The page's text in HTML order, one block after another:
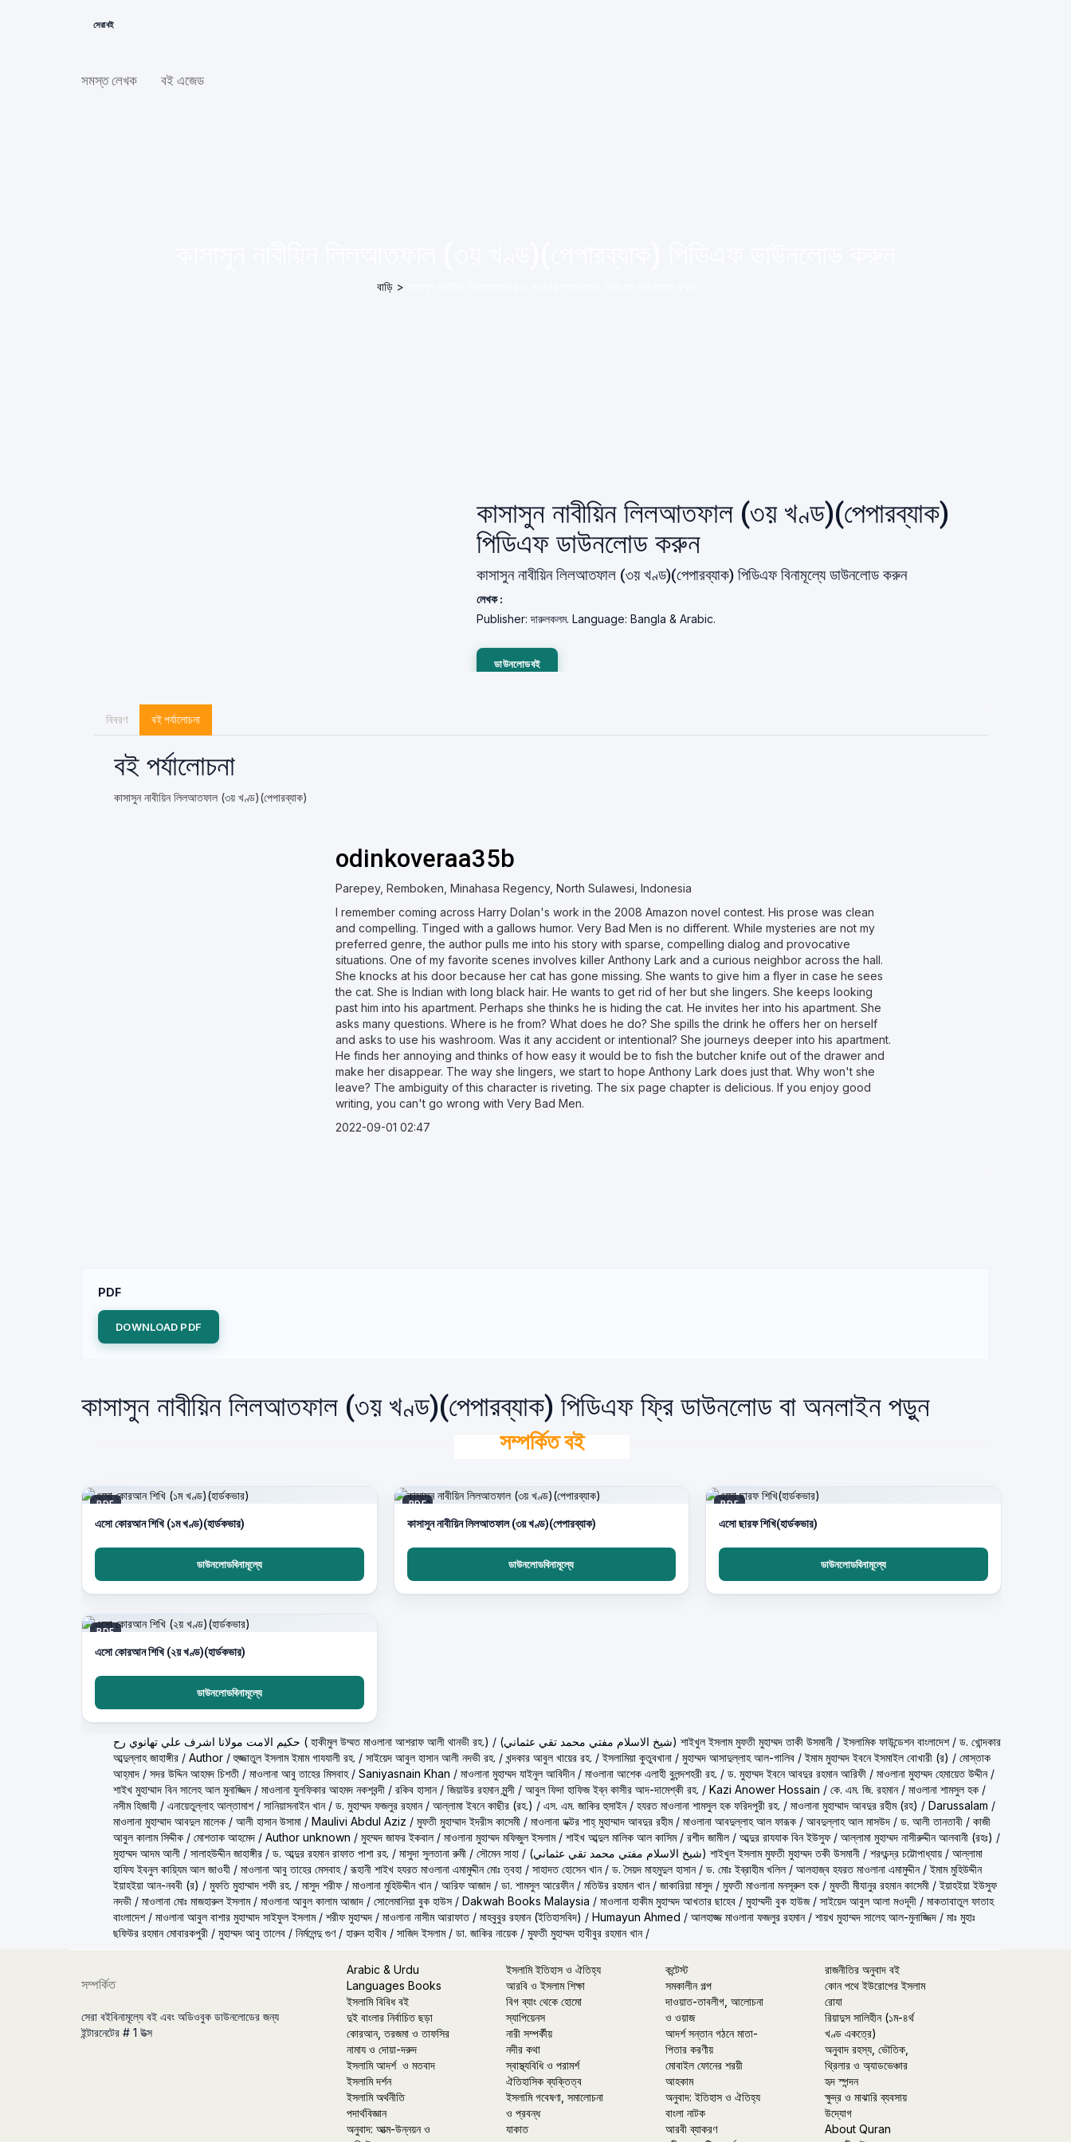
সেরা বই
সমস্ত লেখক বই এজেড
বাড়ি>
কাসাসুন নাবীয়িন লিলআতফাল (৩য় খণ্ড)(পেপারব্যাক)
পিডিএফ ডাউনলোড করুন
কাসাসুন নাবীয়িন লিলআতফাল (৩য় খণ্ড)(পেপারব্যাক) পিডিএফ বিনামূল্যে ডাউনলোড করুন
লেখক :
Publisher: দারুলকলম. Language: Bangla & Arabic.
ডাউনলোডবই
বিবরণ বই পর্যালোচনা
বই পর্যালোচনা
কাসাসুন নাবীয়িন লিলআতফাল (৩য় খণ্ড)(পেপারব্যাক)
odinkoveraa35b
Parepey, Remboken, Minahasa Regency, North Sulawesi, Indonesia
I remember coming across Harry Dolan's work in the 2008 Amazon novel contest. His prose was clean
and compelling. Tinged with a gallows humor. Very Bad Men is no different. While mysteries are not my
preferred genre, the author pulls me into his story with sparse, compelling dialog and provocative
situations. One of my favorite scenes involves killer Anthony Lark and a curious neighbor across the hall.
She knocks at his door because her cat has gone missing. She wants to give him a flyer in case he sees
the cat. She is Indian with long black hair. He wants to get rid of her but she lingers. She keeps looking
past him into his apartment. Perhaps she thinks he is hiding the cat. He invites her into his apartment. She
asks many questions. Where is he from? What does he do? She spills the drink he offers her on herself
and asks to use his washroom. Was it any accident or intentional? She journeys deeper into his apartment.
He finds her annoying and thinks of how easy it would be to fish the butcher knife out of the drawer and
make her disappear. The way she lingers, we start to hope Anthony Lark does just that. Why won't she
leave? The ambiguity of this character is riveting. The six page chapter is delicious. If you enjoy good
writing, you can't go wrong with Very Bad Men.
2022-09-01 02:47
PDF
DOWNLOAD PDF
কাসাসুন নাবীয়িন লিলআতফাল (৩য় খণ্ড)(পেপারব্যাক) পিডিএফ ফ্রি ডাউনলোড বা অনলাইন পড়ুন
সম্পর্কিত বই
PDF
এসো কোরআন শিখি (১ম খণ্ড)(হার্ডকভার)
ডাউনলোডবিনামূল্যে
PDF
কাসাসুন নাবীয়িন লিলআতফাল (৩য় খণ্ড)(পেপারব্যাক)
ডাউনলোডবিনামূল্যে
PDF
এসো ছারফ শিখি(হার্ডকভার)
ডাউনলোডবিনামূল্যে
PDF
এসো কোরআন শিখি (২য় খণ্ড)(হার্ডকভার)
ডাউনলোডবিনামূল্যে
حكيم الامت مولانا اشرف علي تهانوي رح ( হাকীমুল উম্মত মাওলানা আশরাফ আলী থানভী রহ.) / (شيخ الاسلام مفتي محمد تقي عثماني) শাইখুল ইসলাম মুফতী মুহাম্মদ তাকী উসমানী /ইসলামিক ফাউন্ডেশন বাংলাদেশ/ ড. খোন্দকার
আব্দুল্লাহ জাহাঙ্গীর / Author /হুজ্জাতুল ইসলাম ইমাম গাযযালী রহ. / সাইয়েদ আবুল হাসান আলী নদভী রহ. / খন্দকার আবুল খায়ের রহ. /ইসলামিয়া কুতুবখানা / মুহাম্মদ আসাদুল্লাহ আল-গালিব /ইমাম মুহাম্মদ ইবনে ইসমাইল বোখারী (র) / মোস্তাক
আহ্‌মাদ / সদর উদ্দিন আহমদ চিশতী / মাওলানা আবু তাহের মিসবাহ/ Saniyasnain Khan / মাওলানা মুহাম্মদ যাইনুল আবিদীন/ মাওলানা আশেক এলাহী বুলন্দশহরী রহ. / ড. মুহাম্মদ ইবনে আবদুর রহমান আরিফী / মাওলানা মুহাম্মদ হেমায়েত উদ্দীন/
শাইখ মুহাম্মাদ বিন সালেহ আল মুনাজ্জিদ / মাওলানা যুলফিকার আহমদ নকশবন্দী / রকিব হাসান/ জিয়াউর রহমান মুন্সী / আবুল ফিদা হাফিজ ইব্‌ন কাসীর আদ-দামেশ্‌কী রহ. / Kazi Anower Hossain / কে. এম. জি. রহমান/ মাওলানা শামসুল হক /
নসীম হিজাযী / এনায়েতুল্লাহ আল্‌তামাশ/ সানিয়াসনাইন খান/ ড. মুহাম্মদ ফজলুর রহমান/ আল্লামা ইবনে কাছীর (রহ.) / এস. এম. জাকির হুসাইন/ হযরত মাওলানা শামসুল হক ফরিদপুরী রহ. / মাওলানা মুহাম্মাদ আবদুর রহীম (রহ) / Darussalam /
মাওলানা মুহাম্মাদ আবদুল মালেক / আলী হাসান উসামা / Maulivi Abdul Aziz / মুফতী মুহাম্মাদ ইদরীস কাসেমী / মাওলানা ডক্টর শাহ্‌ মুহাম্মাদ আবদুর রহীম/ মাওলানা আবদুল্লাহ আল ফারূক / আবদুল্লাহ আল মাসউদ / ড. আলী তানতাবী / কাজী
আবুল কালাম সিদ্দীক / মোশতাক আহমেদ / Author unknown / মুহম্মদ জাফর ইকবাল / মাওলানা মুহাম্মদ মফিজুল ইসলাম/ শাইখ আব্দুল মালিক আল কাসিম/ রশীদ জামীল / আব্দুর রাযযাক বিন ইউসুফ/ আল্লামা মুহাম্মদ নাসীরুদ্দীন আলবানী (রহঃ) /
মুহাম্মদ আদম আলী / সালাহউদ্দীন জাহাঙ্গীর / ড. আব্দুর রহমান রাফাত পাশা রহ. / মাসুদা সুলতানা রুমী / সৌমেন সাহা / (شيخ الاسلام مفتي محمد تقي عثماني) শাইখুল ইসলাম মুফতী মুহাম্মদ তকী উসমানী / শরৎচন্দ্র চট্টোপাধ্যায় / আল্লামা
হাফিয ইবনুল কায়্যিম আল জাওযী / মাওলানা আবু তাহের মেসবাহ/রূহানী শাইখ হযরত মাওলানা এমামুদ্দীন মোঃ ত্বহা / সাহাদত হোসেন খান/ ড. সৈয়দ মাহমুদুল হাসান/ ড. মোঃ ইব্রাহীম খলিল / আলহাজ্ব হযরত মাওলানা এমামুদ্দীন/ইমাম মুহিউদ্দীন
ইয়াহইয়া আন-নববী (র) / মুফতি মুহাম্মাদ শফী রহ. / মাসুদ শরীফ/ মাওলানা মুহিউদ্দীন খান/ আরিফ আজাদ / ডা. শামসুল আরেফীন/ মতিউর রহমান খান/ জাকারিয়া মাসুদ / মুফতী মাওলানা মনসূরুল হক / মুফতী মীযানুর রহমান কাসেমী /ইয়াহইয়া ইউসুফ
নদভী / মাওলানা মোঃ মাজহারুল ইসলাম/ মাওলানা আবুল কালাম আজাদ / সোলেমানিয়া বুক হাউস / Dakwah Books Malaysia / মাওলানা হাকীম মুহাম্মদ আখতার ছাহেব / মুহাম্মদী বুক হাউজ/ সাইয়েদ আবুল আলা মওদূদী / মাকতাবাতুল ফাতাহ
বাংলাদেশ/ মাওলানা আবুল বাশার মুহাম্মাদ সাইফুল ইসলাম/ শরীফ মুহাম্মদ / মাওলানা নাসীম আরাফাত/ মাহবুবুর রহমান (ইতিহাসবিদ) / Humayun Ahmed / আলহাজ্জ মাওলানা ফজলুর রহমান/ শায়খ মুহাম্মদ সালেহ আল-মুনাজ্জিদ / মাঃ মুহাঃ
ছফিউর রহমান মোবারকপুরী / মুহাম্মদ আবু তালেব / নির্মলেন্দু গুণ/ হারুন হাবীব / সাজিদ ইসলাম/ ডা. জাকির নায়েক / মুফতী মুহাম্মদ হাবীবুর রহমান খান/
সম্পর্কিত
সেরা বইবিনামূল্যে বই এবং অডিওবুক ডাউনলোডের জন্য
ইন্টারনেটের # 1 উত্স
Arabic & Urdu
Languages Books
ইসলামি বিবিধ বই
দুই বাংলার নির্বাচিত ছড়া
কোরআন, তরজমা ও তাফসির
নামায ও দোয়া-দরুদ
ইসলামি আদর্শ ও মতবাদ
ইসলামি দর্শন
ইসলামি অর্থনীতি
পদার্থবিজ্ঞান
অনুবাদ: আত্ম-উন্নয়ন ও
ইসলামি ইতিহাস ও ঐতিহ্য
আরবি ও ইসলাম শিক্ষা
বিগ ব্যাং থেকে হোমো
স্যাপিয়েনস
নারী সম্পর্কীয়
নদীর কথা
স্বাস্থ্যবিধি ও পরামর্শ
ঐতিহাসিক ব্যক্তিত্ব
ইসলামি গবেষণা, সমালোচনা
ও প্রবন্ধ
যাকাত
কন্টেস্ট
সমকালীন গল্প
দাওয়াত-তাবলীগ, আলোচনা
ও ওয়াজ
আদর্শ সন্তান গঠনে মাতা-
পিতার করণীয়
মোবাইল ফোনের শরয়ী
আহকাম
অনুবাদ: ইতিহাস ও ঐতিহ্য
বাংলা নাটক
আরবী ব্যাকরণ
রাজনীতির অনুবাদ বই
কোন পথে ইউরোপের ইসলাম
রোযা
রিয়াদুস সালিহীন (১ম-৪র্থ
খণ্ড একত্রে)
অনুবাদ রহস্য, ভৌতিক,
থ্রিলার ও অ্যাডভেঞ্চার
হৃদ স্পন্দন
ক্ষুদ্র ও মাঝারি ব্যবসায়
উদ্যোগ
About Quran